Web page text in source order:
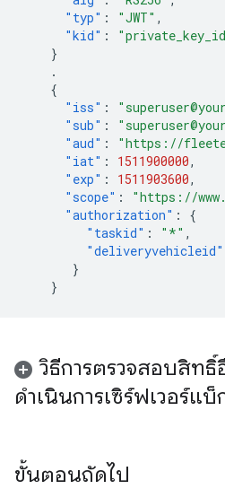
"typ" : "JWT" ,
"kid" :
}
.
{
"iss" :
"sub" :
"aud" : "https://
"iat" : 1511900000,
"exp" : 1511903600,
"scope" :
"https://
"authorization" :
{
"taskid" : "*" ,
"deliveryvehicleid"
}
}
วิธีการตรวจสอบสิทธิ์
ดำเนินการเซิร์ฟเวอร์แ
ขั้นตอนถัดไป